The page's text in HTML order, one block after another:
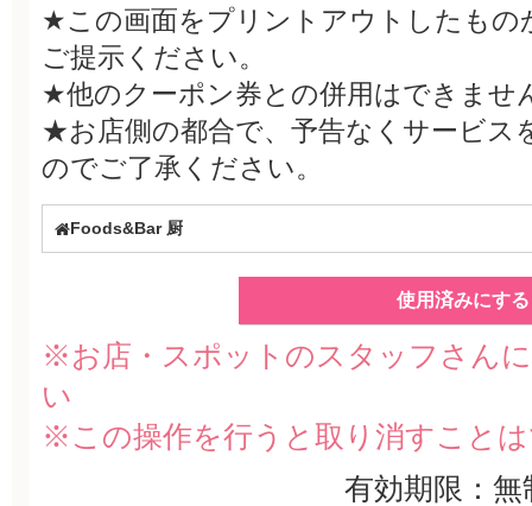
★この画面をプリントアウトしたもの
ご提示ください。
★他のクーポン券との併用はできませ
★お店側の都合で、予告なくサービス
のでご了承ください。
Foods&Bar 厨
使用済みにする
※お店・スポットのスタッフさん
い
※この操作を行うと取り消すこと
有効期限：無